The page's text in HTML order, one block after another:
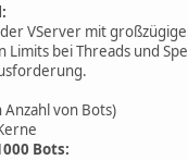
VServer mit
bei Threads und
Anzahl von Bots)
Bots: